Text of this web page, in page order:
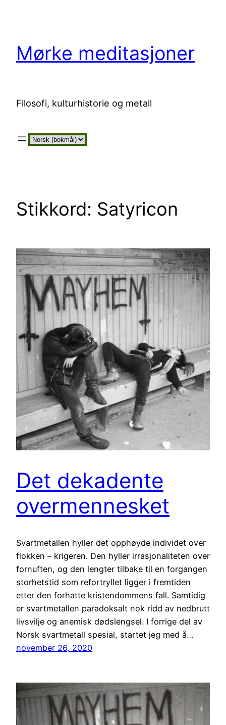
Mørke meditasjoner
Filosofi, kulturhistorie og metall
Velg
Stikkord: Satyricon
Det dekadente
overmennesket
Svartmetallen hyller det opphøyde individet over
flokken – krigeren. Den hyller irrasjonaliteten over
fornuften, og den lengter tilbake til en forgangen
storhetstid som refortryllet ligger i fremtiden
etter den forhatte kristendommens fall. Samtidig
er svartmetallen paradoksalt nok ridd av nedbrutt
livsvilje og anemisk dødslengsel. I forrige del av
Norsk svartmetall spesial, startet jeg med å…
november 26, 2020